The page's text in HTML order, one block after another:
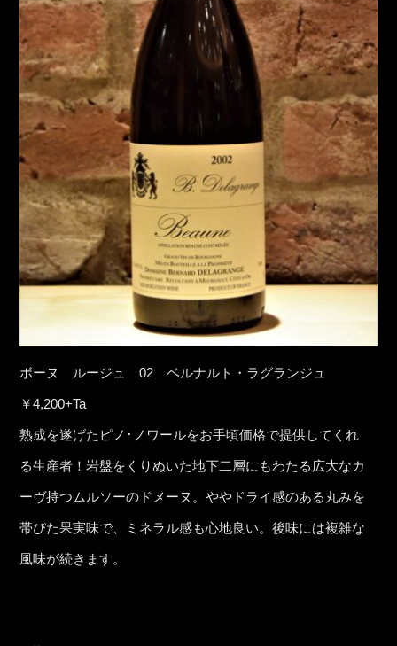
ボーヌ ルージュ 02 ベルナルト・ラグランジュ
￥4,200+Ta
熟成を遂げたピノ･ノワールをお手頃価格で提供してくれ
る生産者！岩盤をくりぬいた地下二層にもわたる広大なカ
ーヴ持つムルソーのドメーヌ。ややドライ感のある丸みを
帯びた果実味で、ミネラル感も心地良い。後味には複雑な
風味が続きます。